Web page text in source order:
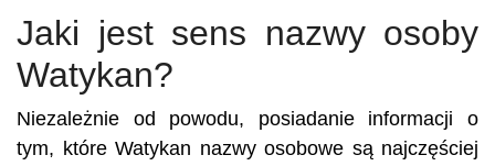
Jaki jest sens nazwy osoby
Watykan?
Niezależnie od powodu, posiadanie informacji o
tym, które Watykan nazwy osobowe są najczęściej